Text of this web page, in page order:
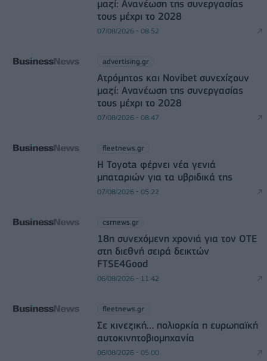
μαζί: Ανανέωση της συνεργασίας
τους μέχρι το 2028
07/08/2026 - 08:52
advertising.gr
Ατρόμητος και Novibet συνεχίζουν
μαζί: Ανανέωση της συνεργασίας
τους μέχρι το 2028
07/08/2026 - 08:47
fleetnews.gr
Η Toyota φέρνει νέα γενιά
μπαταριών για τα υβριδικά της
07/08/2026 - 05:22
csrnews.gr
18η συνεχόμενη χρονιά για τον ΟΤΕ
στη διεθνή σειρά δεικτών
FTSE4Good
06/08/2026 - 11:42
fleetnews.gr
Σε κινεζική… πολιορκία η ευρωπαϊκή
αυτοκινητοβιομηχανία
06/08/2026 - 05:00